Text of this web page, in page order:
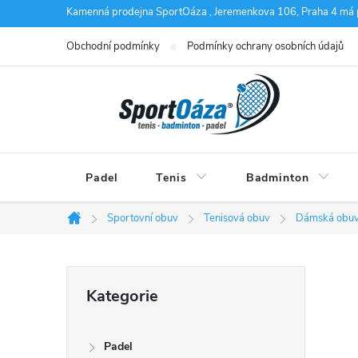
na
Kamenná prodejna SportOáza , Jeremenkova 106, Praha 4
Obchodní podmínky Podmínky ochrany osobních údajů
Padel Tenis Badminton
Domů
Sportovní obuv Tenisová obuv Dámská
kategorie
Kategorie
Padel